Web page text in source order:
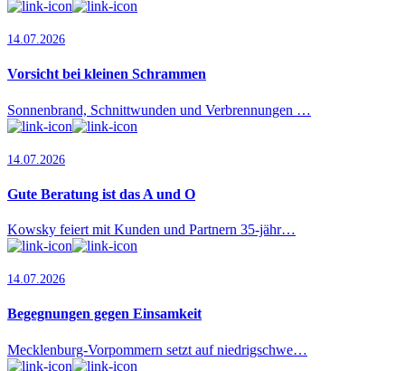
14.07.2026
Vorsicht bei kleinen Schrammen
Sonnenbrand, Schnittwunden und Verbrennungen …
14.07.2026
Gute Beratung ist das A und O
Kowsky feiert mit Kunden und Partnern 35-jähr…
14.07.2026
Begegnungen gegen Einsamkeit
Mecklenburg-Vorpommern setzt auf niedrigschwe…